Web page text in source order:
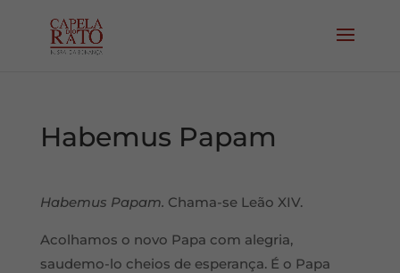
Habemus Papam
Habemus Papam. Chama-se Leão XIV.
Acolhamos o novo Papa com alegria,
saudemo-lo cheios de esperança. É o Papa